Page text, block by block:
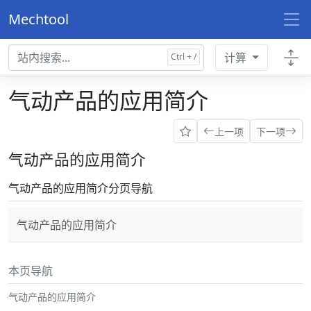
Mechtool
计算
气动产品的应用简介
上一项 下一项
气动产品的应用简介
气动产品的应用简介分页导航
气动产品的应用简介
本页导航
气动产品的应用简介